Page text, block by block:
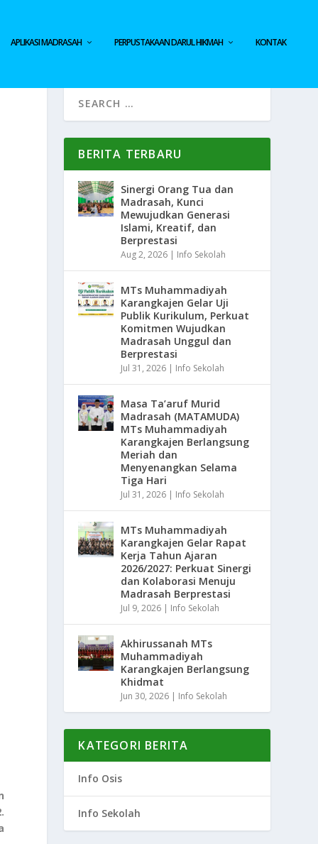
APLIKASI MADRASAH PERPUSTAKAAN DARUL HIKMAH KONTAK
BERITA TERBARU
Sinergi Orang Tua dan
Madrasah, Kunci
Mewujudkan Generasi
Islami, Kreatif, dan
Berprestasi
Aug 2, 2026 | Info Sekolah
MTs Muhammadiyah
Karangkajen Gelar Uji
Publik Kurikulum, Perkuat
Komitmen Wujudkan
Madrasah Unggul dan
Berprestasi
Jul 31, 2026 | Info Sekolah
Masa Ta’aruf Murid
Madrasah (MATAMUDA)
MTs Muhammadiyah
Karangkajen Berlangsung
Meriah dan
Menyenangkan Selama
Tiga Hari
Jul 31, 2026 | Info Sekolah
MTs Muhammadiyah
Karangkajen Gelar Rapat
Kerja Tahun Ajaran
2026/2027: Perkuat Sinergi
dan Kolaborasi Menuju
Madrasah Berprestasi
Jul 9, 2026 | Info Sekolah
Akhirussanah MTs
Muhammadiyah
Karangkajen Berlangsung
Khidmat
Jun 30, 2026 | Info Sekolah
KATEGORI BERITA
Info Osis
Info Sekolah